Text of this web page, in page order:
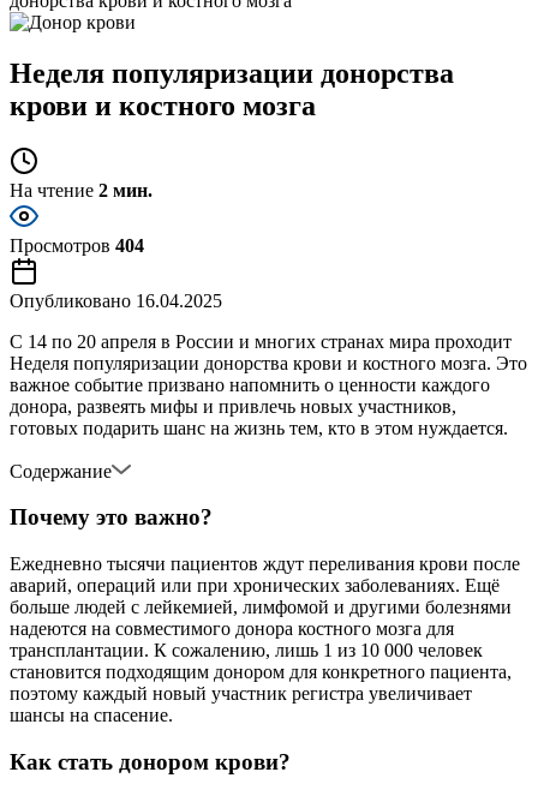
Неделя популяризации донорства
крови и костного мозга
На чтение 2 мин.
Просмотров 404
Опубликовано 16.04.2025
С 14 по 20 апреля в России и многих странах мира проходит
Неделя популяризации донорства крови и костного мозга. Это
важное событие призвано напомнить о ценности каждого
донора, развеять мифы и привлечь новых участников,
готовых подарить шанс на жизнь тем, кто в этом нуждается.
Содержание
Почему это важно?
Ежедневно тысячи пациентов ждут переливания крови после
аварий, операций или при хронических заболеваниях. Ещё
больше людей с лейкемией, лимфомой и другими болезнями
надеются на совместимого донора костного мозга для
трансплантации. К сожалению, лишь 1 из 10 000 человек
становится подходящим донором для конкретного пациента,
поэтому каждый новый участник регистра увеличивает
шансы на спасение.
Как стать донором крови?